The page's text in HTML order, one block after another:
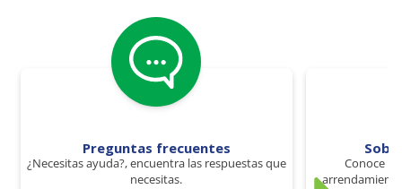
Preguntas frecuentes
¿Necesitas ayuda?, encuentra las respuestas que
necesitas.
Conoce